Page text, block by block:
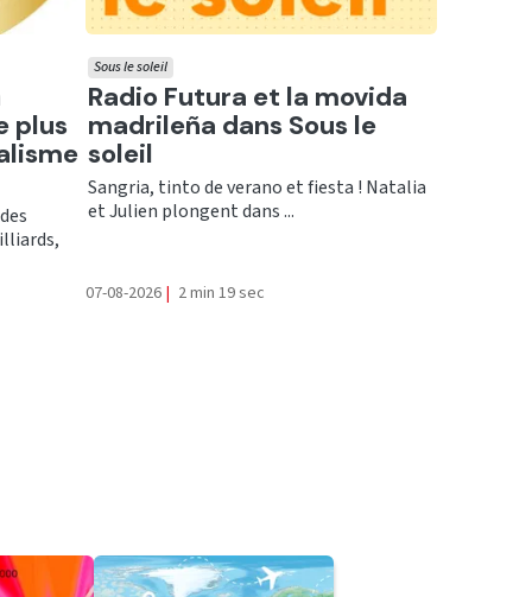
plus
Ecouter
Radio Futura et la movida
madrileña dans Sous le
soleil
Sous le soleil
Sangria, tinto de verano et fiesta ! Natalia
et Julien plongent dans ...
07-08-2026 | 2 min 19 sec